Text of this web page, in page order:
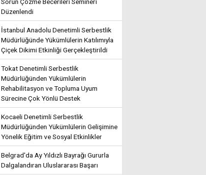
Düzenlendi
İstanbul Anadolu Denetimli Serbestlik
Müdürlüğünde Yükümlülerin Katılımıyla
Çiçek Dikimi Etkinliği Gerçekleştirildi
Tokat Denetimli Serbestlik
Müdürlüğünden Yükümlülerin
Rehabilitasyon ve Topluma Uyum
Sürecine Çok Yönlü Destek
Kocaeli Denetimli Serbestlik
Müdürlüğünden Yükümlülerin Gelişimine
Yönelik Eğitim ve Sosyal Etkinlikler
Belgrad'da Ay Yıldızlı Bayrağı Gururla
Dalgalandıran Uluslararası Başarı